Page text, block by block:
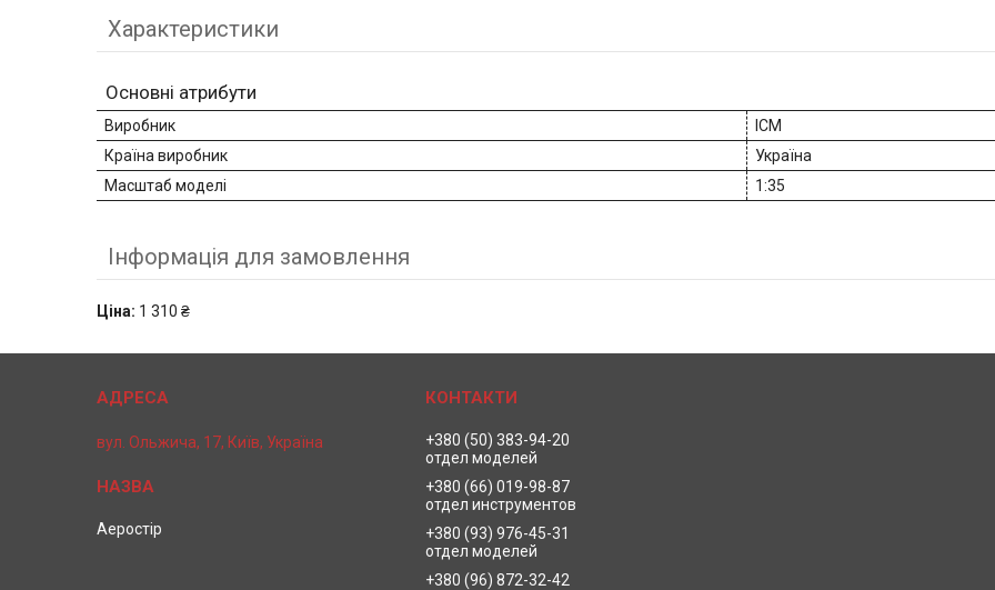
Характеристики
Основні атрибути
Виробник
ICM
Країна виробник
Україна
Масштаб моделі
1:35
Інформація для замовлення
Ціна: 1 310 ₴
вул. Ольжича, 17, Київ, Україна
Аеростір
+380 (50) 383-94-20
отдел моделей
+380 (66) 019-98-87
отдел инструментов
+380 (93) 976-45-31
отдел моделей
+380 (96) 872-32-42